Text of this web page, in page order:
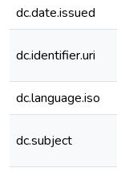
dc.date.issued
dc.identifier.uri
dc.language.iso
dc.subject